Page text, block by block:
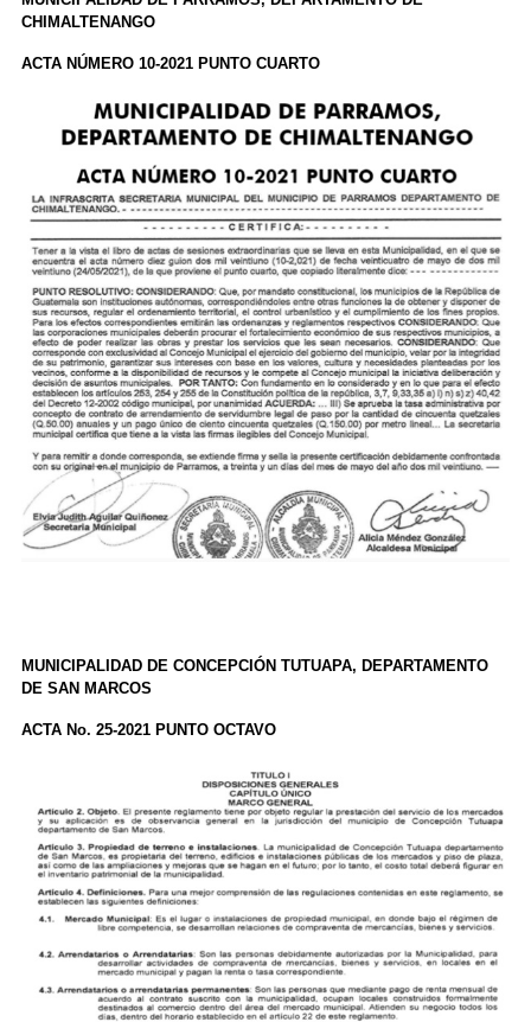
CHIMALTENANGO
ACTA NÚMERO 10-2021 PUNTO CUARTO
MUNICIPALIDAD DE CONCEPCIÓN TUTUAPA, DEPARTAMENTO
DE SAN MARCOS
ACTA No. 25-2021 PUNTO OCTAVO